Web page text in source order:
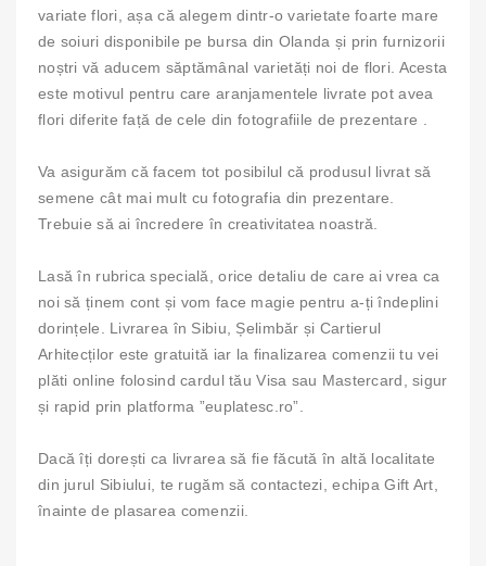
variate flori, așa că alegem dintr-o varietate foarte mare
de soiuri disponibile pe bursa din Olanda și prin furnizorii
noștri vă aducem săptămânal varietăți noi de flori. Acesta
este motivul pentru care aranjamentele livrate pot avea
flori diferite față de cele din fotografiile de prezentare .
Va asigurăm că facem tot posibilul că produsul livrat să
semene cât mai mult cu fotografia din prezentare.
Trebuie să ai încredere în creativitatea noastră.
Lasă în rubrica specială, orice detaliu de care ai vrea ca
noi să ținem cont și vom face magie pentru a-ți îndeplini
dorințele. Livrarea în Sibiu, Șelimbăr și Cartierul
Arhitecților este gratuită iar la finalizarea comenzii tu vei
plăti online folosind cardul tău Visa sau Mastercard, sigur
și rapid prin platforma ”euplatesc.ro”.
Dacă îți dorești ca livrarea să fie făcută în altă localitate
din jurul Sibiului, te rugăm să contactezi, echipa Gift Art,
înainte de plasarea comenzii.